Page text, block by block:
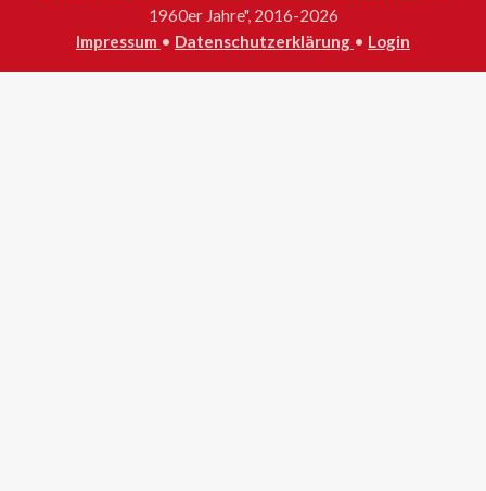
1960er Jahre", 2016-2026
Impressum • Datenschutzerklärung • Login